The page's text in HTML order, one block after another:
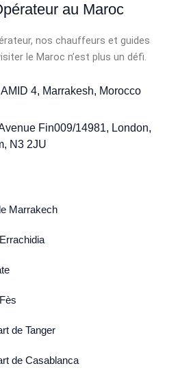
au Maroc
nos chauffeurs et guides
le Maroc n’est plus un défi.
4, Marrakesh, Morocco
Fin009/14981, London,
N3 2JU
Marrakech
de Tanger
de Casablanca